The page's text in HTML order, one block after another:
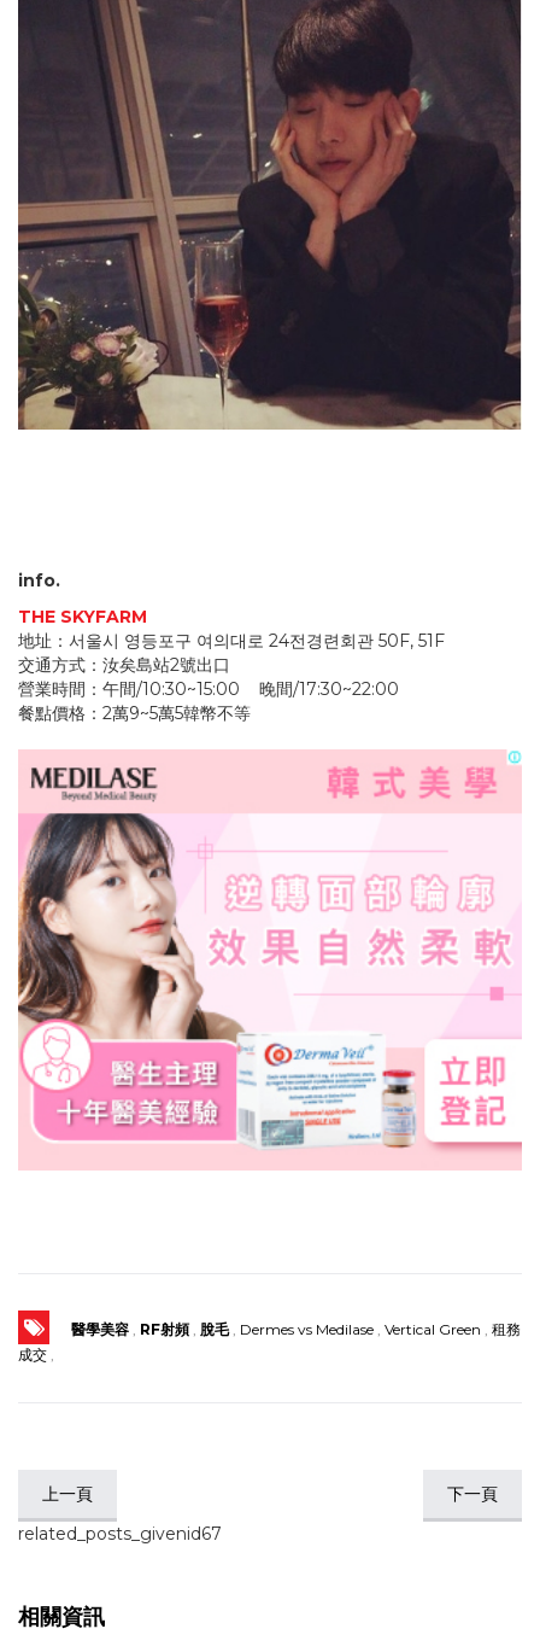
info.
THE SKYFARM
地址：서울시 영등포구 여의대로 24전경련회관 50F, 51F
交通方式：汝矣島站2號出口
營業時間：午間/10:30~15:00 晚間/17:30~22:00
餐點價格：2萬9~5萬5韓幣不等
醫學美容 RF射頻 脫毛, Dermes vs Medilase Vertical Green
租務
成交
上一頁
下一頁
related_posts_givenid67
相關資訊